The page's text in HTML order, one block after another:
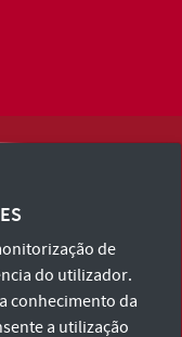
de Privacidade
de
do utilizador.
conhecimento da
a utilização